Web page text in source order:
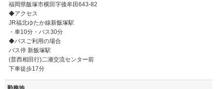
福岡県飯塚市横田字後牟田643-82
◆アクセス
JR福北ゆたか線新飯塚駅
・車10分・バス30分
◆バスご利用の場合
バス停 新飯塚駅
(普西相田行)二瀬交流センター前
下車徒歩17分